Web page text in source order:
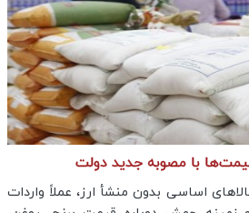
با مصوبه جدید دولت
اساسی بدون منشأ ارز، عملاً واردات